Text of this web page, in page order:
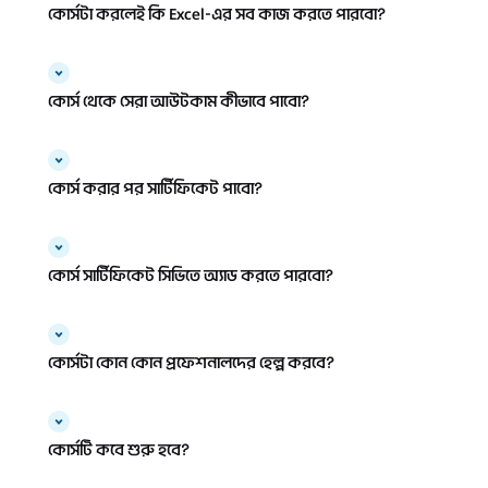
কোর্সটা করলেই কি Excel-এর সব কাজ করতে পারবো?
কোর্স থেকে সেরা আউটকাম কীভাবে পাবো?
কোর্স করার পর সার্টিফিকেট পাবো?
কোর্স সার্টিফিকেট সিভিতে অ্যাড করতে পারবো?
কোর্সটা কোন কোন প্রফেশনালদের হেল্প করবে?
কোর্সটি কবে শুরু হবে?